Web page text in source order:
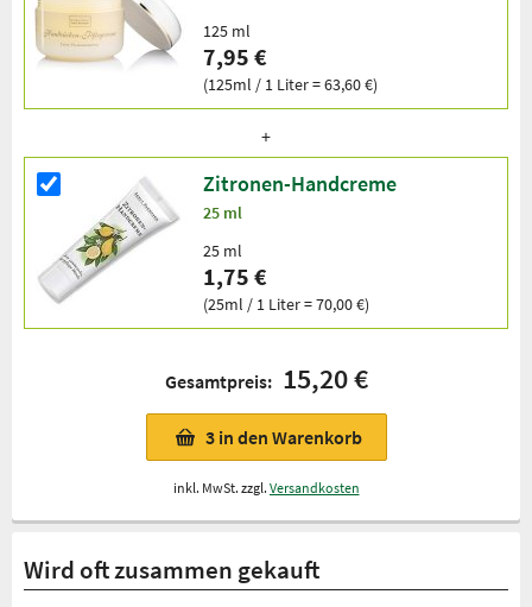
125 ml
7,95 €
(125ml / 1 Liter = 63,60 €)
Zitronen-Handcreme
25 ml
25 ml
1,75 €
(25ml / 1 Liter = 70,00 €)
Gesamtpreis: 15,20 €
3 in den Warenkorb
inkl. MwSt. zzgl. Versandkosten
Wird oft zusammen gekauft